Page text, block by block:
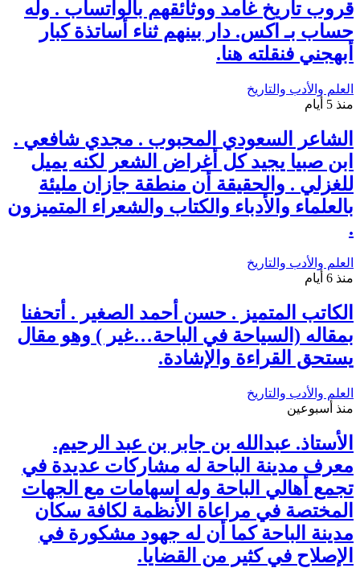
قروب تاريخ غامد ووثائقهم بالواتساب . وله
حساب بـ اكس. دار بينهم ثناء أساتذة كبار
أبهجني فنقلته هنا.
العلم والأدب والتاريخ
منذ 5 أيام
الشاعر السعودي المحبوب . مجدي شافعي .
ابن صبيا يجيد كل أغراض الشعر لكنه يميل
للغزلي . والحقيقة أن منطقة جازان مليئة
بالعلماء والأدباء والكتاب والشعراء المتميزون
.
العلم والأدب والتاريخ
منذ 6 أيام
الكاتب المتميز . حسن أحمد الصغير . أتحفنا
بمقاله (السياحة في الباحة…غير ) وهو مقال
يستحق القراءة والإشادة.
العلم والأدب والتاريخ
منذ أسبوعين
الأستاذ. عبدالله بن جابر بن عبد الرحيم.
معرف مدينة الباحة له مشاركات عديدة في
تجمع أهالي الباحة وله اسهامات مع الجهات
المختصة في مراعاة الأنظمة لكافة سكان
مدينة الباحة كما أن له جهود مشكورة في
الإصلاح في كثير من القضايا.